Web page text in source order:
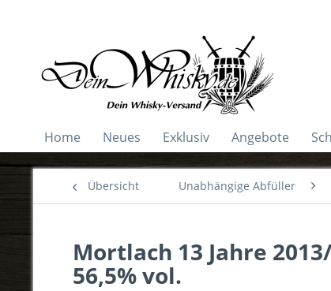
Home Neues Exklusiv Angebote
Übersicht Unabhängige Abfüller
Mortlach 13 Jahre
56,5% vol.